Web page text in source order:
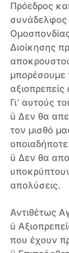
Πρόεδρος
συνάδελφος
Διοίκησης
μπορέσουμε
Γι’ αυτούς
ü Δεν θα
τον μισθό
ü Δεν θα
απολύσεις.
Αντιθέτως
ü
που έχουν